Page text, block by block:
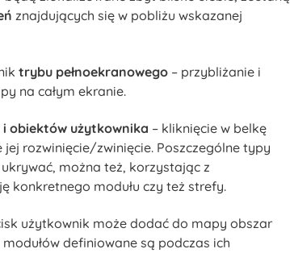
znajdujących się w pobliżu wskazanej
trybu pełnoekranowego– przybliżanie i
na całym ekranie.
obiektów użytkownika – kliknięcie w belkę
rozwinięcie/zwinięcie. Poszczególne typy
można też, korzystając z
konkretnego modułu czy też strefy.
użytkownik może dodać do mapy obszar
definiowane są podczas ich